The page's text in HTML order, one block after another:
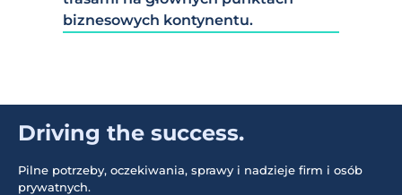
biznesowych kontynentu.
Driving the success.
Pilne potrzeby, oczekiwania, sprawy i nadzieje firm i osób
prywatnych.